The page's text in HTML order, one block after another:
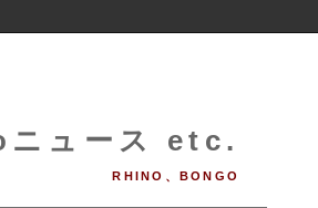
ュース etc.
RHINO、BONGO